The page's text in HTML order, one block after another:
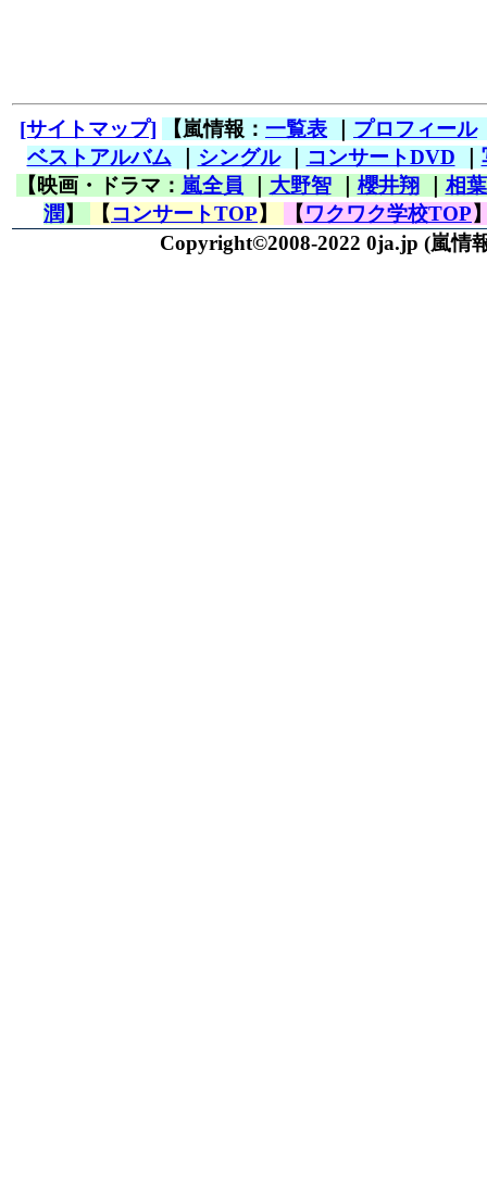
[サイトマップ] 【嵐情報： 一覧表 プロフィール
ベストアルバム｜ シングル｜ コンサートDVD
【映画・ドラマ： 嵐全員 大野智｜ 櫻井翔
相
潤 】 【コンサートTOP】 【ワクワク学校TOP
Copyright©2008-2022 0ja.jp (嵐情